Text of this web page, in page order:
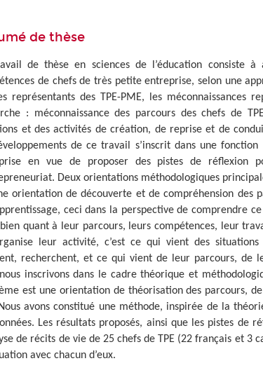
de thèse
de thèse en sciences de l’éducation consiste
de chefs de très petite entreprise, selon une
représentants des TPE-PME, les méconnaissances
: méconnaissance des parcours des chefs de
et des activités de création, de reprise et de
de ce travail s’inscrit dans une
en vue de proposer des pistes de réflexion
Deux orientations méthodologiques
orientation de découverte et de compréhension des
ceci dans la perspective de comprendre
quant à leur parcours, leurs compétences, leur
leur activité, c’est ce qui vient des
recherchent, et ce qui vient de leur parcours, de
inscrivons dans le cadre théorique et
est une orientation de théorisation des parcours,
Nous avons constitué une méthode, inspirée de la
Les résultats proposés, ainsi que les pistes de
de récits de vie de 25 chefs de TPE (22 français et 3
avec chacun d’eux.